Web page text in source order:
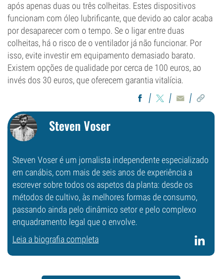
após apenas duas ou três colheitas. Estes dispositivos
funcionam com óleo lubrificante, que devido ao calor acaba
por desaparecer com o tempo. Se o ligar entre duas
colheitas, há o risco de o ventilador já não funcionar. Por
isso, evite investir em equipamento demasiado barato.
Existem opções de qualidade por cerca de 100 euros, ao
invés dos 30 euros, que oferecem garantia vitalícia.
Steven Voser
Steven Voser é um jornalista independente especializado
em canábis, com mais de seis anos de experiência a
escrever sobre todos os aspetos da planta: desde os
métodos de cultivo, às melhores formas de consumo,
passando ainda pelo dinâmico setor e pelo complexo
enquadramento legal que o envolve.
Leia a biografia completa